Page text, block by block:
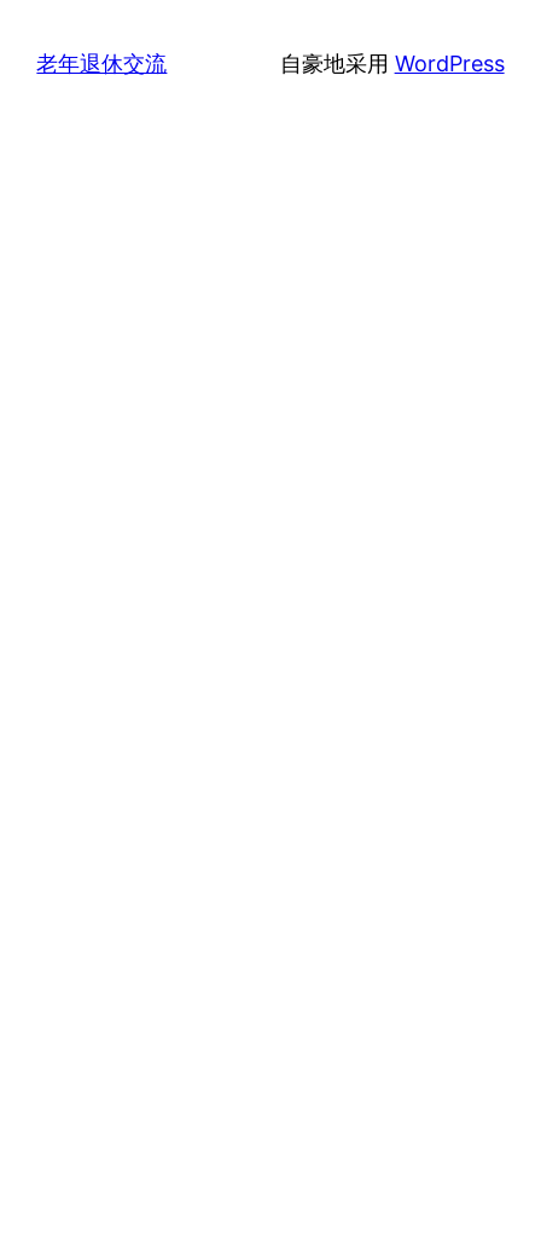
老年退休交流 自豪地采用 WordPress